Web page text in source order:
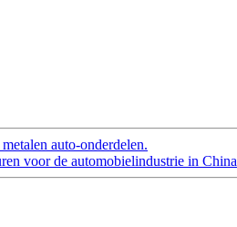
auto-onderdelen.
voor de automobielindustrie in China